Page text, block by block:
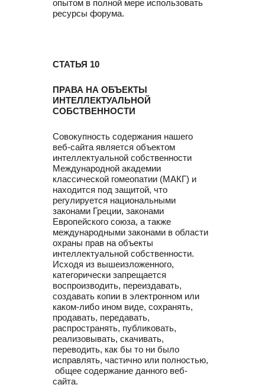
опытом в полной мере использовать
ресурсы форума.
СТАТЬЯ 10
ПРАВА НА ОБЪЕКТЫ
ИНТЕЛЛЕКТУАЛЬНОЙ
СОБСТВЕННОСТИ
Совокупность содержания нашего
веб-сайта является объектом
интеллектуальной собственности
Международной академии
классической гомеопатии (МАКГ) и
находится под защитой, что
регулируется национальными
законами Греции, законами
Европейского союза, а также
международными законами в области
охраны прав на объекты
интеллектуальной собственности.
Исходя из вышеизложенного,
категорически запрещается
воспроизводить, переиздавать,
создавать копии в электронном или
каком-либо ином виде, сохранять,
продавать, передавать,
распространять, публиковать,
реализовывать, скачивать,
переводить, как бы то ни было
исправлять, частично или полностью,
общее содержание данного веб-
сайта.